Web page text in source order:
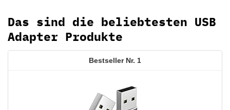
Das sind die beliebtesten USB
Adapter Produkte
1